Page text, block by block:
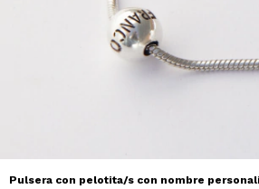
Pulsera con pelotita/s con nombre